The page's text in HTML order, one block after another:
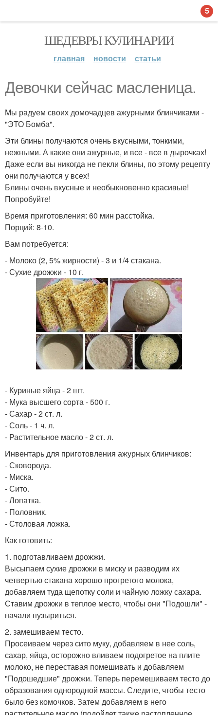
ШЕДЕВРЫ КУЛИНАРИИ
главная новости статьи
Девочки сейчас масленица.
Мы радуем своих домочадцев ажурными блинчиками -
"ЭТО Бомба".
Эти блины получаются очень вкусными, тонкими,
нежными. А какие они ажурные, и все - все в дырочках!
Даже если вы никогда не пекли блины, по этому рецепту
они получаются у всех!
Блины очень вкусные и необыкновенно красивые!
Попробуйте!
Время приготовления: 60 мин расстойка.
Порций: 8-10.
Вам потребуется:
- Молоко (2, 5% жирности) - 3 и 1/4 стакана.
- Сухие дрожжи - 10 г.
- Куриные яйца - 2 шт.
- Мука высшего сорта - 500 г.
- Сахар - 2 ст. л.
- Соль - 1 ч. л.
- Растительное масло - 2 ст. л.
Инвентарь для приготовления ажурных блинчиков:
- Сковорода.
- Миска.
- Сито.
- Лопатка.
- Половник.
- Столовая ложка.
Как готовить:
1. подготавливаем дрожжи.
Высыпаем сухие дрожжи в миску и разводим их
четвертью стакана хорошо прогретого молока,
добавляем туда щепотку соли и чайную ложку сахара.
Ставим дрожжи в теплое место, чтобы они "Подошли" -
начали пузыриться.
2. замешиваем тесто.
Просеиваем через сито муку, добавляем в нее соль,
сахар, яйца, осторожно вливаем подогретое на плите
молоко, не переставая помешивать и добавляем
"Подошедшие" дрожжи. Теперь перемешиваем тесто до
образования однородной массы. Следите, чтобы тесто
было без комочков. Затем добавляем в него
5